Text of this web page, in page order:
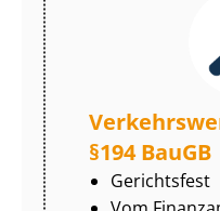
§194 BauGB
Gerichtsfest